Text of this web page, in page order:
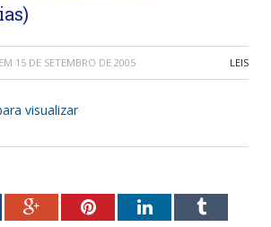
EM 15 DE SETEMBRO DE 2005 LEIS
visualizar
Google+PinterestLinkedInTumblr